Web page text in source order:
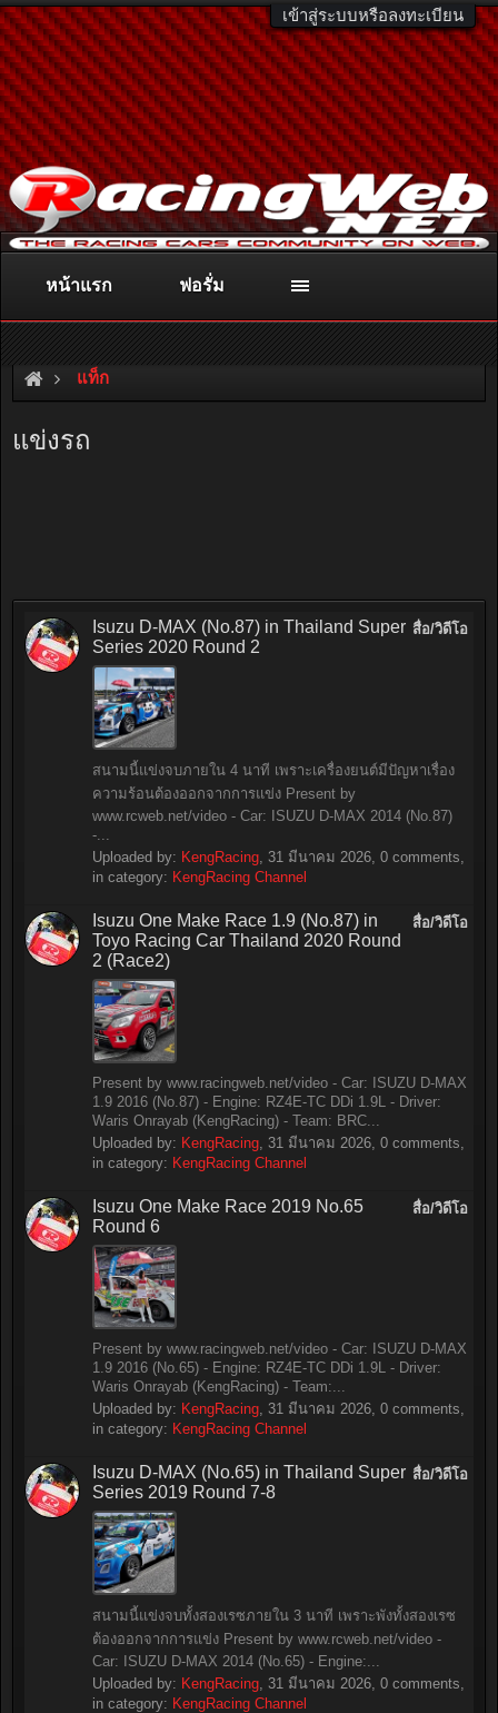
เข้าสู่ระบบหรือลงทะเบียน
ติดต่อลงโฆษณา racingweb@gmail.comหรือโทร. 081-811-1138
หรืออ่านรายละเอียดเพิ่มเติม คลิกที่นี่
แท็ก
แข่งรถ
สื่อ/วิดีโอ
Isuzu D-MAX (No.87) in Thailand Super
Series 2020 Round 2
สนามนี้แข่งจบภายใน 4 นาที เพราะเครื่องยนต์มีปัญหาเรื่อง
ความร้อนต้องออกจากการแข่ง Present by
www.rcweb.net/video - Car: ISUZU D-MAX 2014 (No.87)
-...
Uploaded by: KengRacing, 31 มีนาคม 2026, 0 comments,
in category: KengRacing Channel
สื่อ/วิดีโอ
Isuzu One Make Race 1.9 (No.87) in
Toyo Racing Car Thailand 2020 Round
2 (Race2)
Present by www.racingweb.net/video - Car: ISUZU D-MAX
1.9 2016 (No.87) - Engine: RZ4E-TC DDi 1.9L - Driver:
Waris Onrayab (KengRacing) - Team: BRC...
Uploaded by: KengRacing, 31 มีนาคม 2026, 0 comments,
in category: KengRacing Channel
สื่อ/วิดีโอ
Isuzu One Make Race 2019 No.65
Round 6
Present by www.racingweb.net/video - Car: ISUZU D-MAX
1.9 2016 (No.65) - Engine: RZ4E-TC DDi 1.9L - Driver:
Waris Onrayab (KengRacing) - Team:...
Uploaded by: KengRacing, 31 มีนาคม 2026, 0 comments,
in category: KengRacing Channel
สื่อ/วิดีโอ
Isuzu D-MAX (No.65) in Thailand Super
Series 2019 Round 7-8
สนามนี้แข่งจบทั้งสองเรซภายใน 3 นาที เพราะพังทั้งสองเรซ
ต้องออกจากการแข่ง Present by www.rcweb.net/video -
Car: ISUZU D-MAX 2014 (No.65) - Engine:...
Uploaded by: KengRacing, 31 มีนาคม 2026, 0 comments,
in category: KengRacing Channel
หน้าแรก ฟอรั่ม